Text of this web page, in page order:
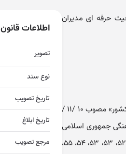
حرفه ای مدیران
در اجرای بندهای «پ» و «ت» ماده ۲۱ «قانون احکام دایمی برنامه های توسعه کشور» مصوب ۱۰ /۱۱ /
فرهنگی جمهوری اسلامی
ایران (۱۴۰۰ - ۱۳۹۶)» مصوب ۱۴ /۱۲ /۱۳۹۵ مجلس شورای اسلامی و مواد ۵۱، ۵۲، ۵۳، ۵۳، ۵۴، ۵۵،
اطلاعات قانون
تصویر
نوع سند
تاریخ تصویب
تاریخ ابلاغ
مرجع تصویب